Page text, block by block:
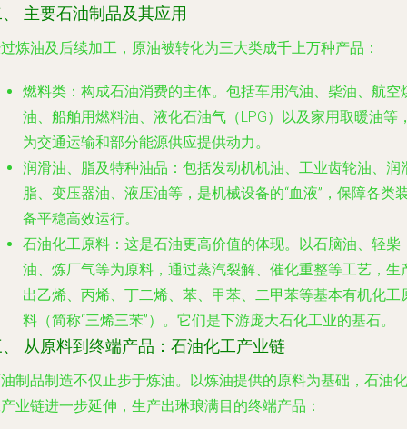
主要石油制品及其应用
炼油及后续加工，原油被转化为三大类成千上万种产品：
燃料类 ：构成石油消费的主体。包括车用汽油、柴油、航空
油、船舶用燃料油、液化石油气（LPG）以及家用取暖油等
为交通运输和部分能源供应提供动力。
润滑油、脂及特种油品 ：包括发动机机油、工业齿轮油、润
脂、变压器油、液压油等，是机械设备的“血液”，保障各类
备平稳高效运行。
石油化工原料 ：这是石油更高价值的体现。以石脑油、轻柴
油、炼厂气等为原料，通过蒸汽裂解、催化重整等工艺，生
出乙烯、丙烯、丁二烯、苯、甲苯、二甲苯等基本有机化工
料（简称“三烯三苯”）。它们是下游庞大石化工业的基石。
从原料到终端产品：石油化工产业链
制品制造不仅止步于炼油。以炼油提供的原料为基础，石油化
业链进一步延伸，生产出琳琅满目的终端产品：